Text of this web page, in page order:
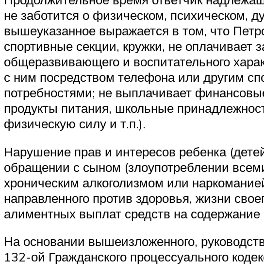
не заботится о физическом, психическом,
вышеуказанное выражается в том, что
спортивные секции, кружки, не оплачивает
общеразвивающего и воспитательного
с ним посредством телефона или другим
потребностями; не выплачивает
продукты питания, школьные
физическую силу и т.п.).
Нарушение прав и интересов ребенка
обращении с сыном (злоупотреблении
хроническим алкоголизмом или
направленного против здоровья, жизни
алиментных выплат средств на содержание
На основании вышеизложенного,
132-ой Гражданского процессуального